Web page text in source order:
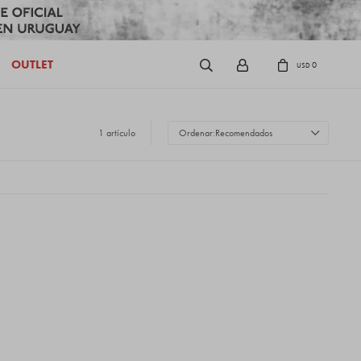
OUTLET USD0
1 artículo Recomendados